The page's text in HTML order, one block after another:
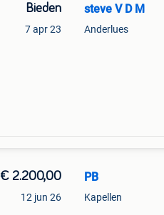
Bieden
7 apr 23
steve V D M
Anderlues
€ 2.200,00
12 jun 26
PB
Kapellen